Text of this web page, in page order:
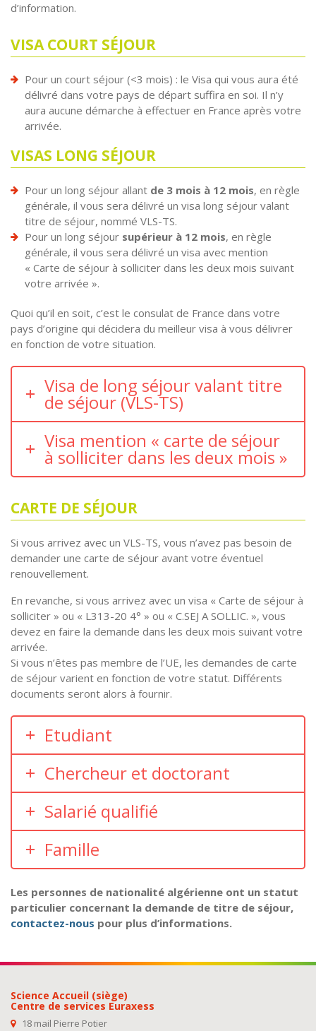
d’information.
VISA COURT SÉJOUR
Pour un court séjour (<3 mois) : le Visa qui vous aura été
délivré dans votre pays de départ suffira en soi. Il n’y
aura aucune démarche à effectuer en France après votre
arrivée.
VISAS LONG SÉJOUR
Pour un long séjour allant de 3 mois à 12 mois, en règle
générale, il vous sera délivré un visa long séjour valant
titre de séjour, nommé VLS-TS.
Pour un long séjour supérieur à 12 mois, en règle
générale, il vous sera délivré un visa avec mention
« Carte de séjour à solliciter dans les deux mois suivant
votre arrivée ».
Quoi qu’il en soit, c’est le consulat de France dans votre
pays d’origine qui décidera du meilleur visa à vous délivrer
en fonction de votre situation.
Visa de long séjour valant titre
de séjour (VLS-TS)
Visa mention « carte de séjour
à solliciter dans les deux mois »
CARTE DE SÉJOUR
Si vous arrivez avec un VLS-TS, vous n’avez pas besoin de
demander une carte de séjour avant votre éventuel
renouvellement.
En revanche, si vous arrivez avec un visa « Carte de séjour à
solliciter » ou « L313-20 4° » ou « C.SEJ A SOLLIC. », vous
devez en faire la demande dans les deux mois suivant votre
arrivée.
Si vous n’êtes pas membre de l’UE, les demandes de carte
de séjour varient en fonction de votre statut. Différents
documents seront alors à fournir.
Etudiant
Chercheur et doctorant
Salarié qualifié
Famille
Les personnes de nationalité algérienne ont un statut
particulier concernant la demande de titre de séjour,
contactez-nous pour plus d’informations.
Science Accueil (siège)
Centre de services Euraxess
18 mail Pierre Potier